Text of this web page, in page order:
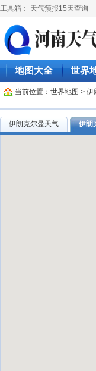
工具箱： 天气预报15天查询
地图大全 世界
当前位置： 世界地图 > 伊
伊朗克尔曼天气 伊朗